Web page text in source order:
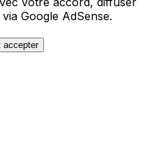
Google AdSense.
accepter